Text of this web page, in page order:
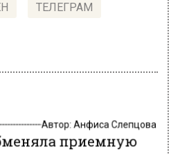
ТЕЛЕГРАМ
Автор: Анфиса Слепцова
приемную